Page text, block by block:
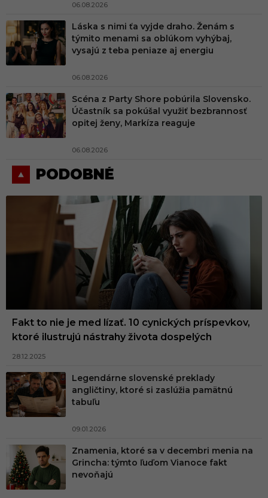
06.08.2026
Láska s nimi ťa vyjde draho. Ženám s
týmito menami sa oblúkom vyhýbaj,
vysajú z teba peniaze aj energiu
06.08.2026
Scéna z Party Shore pobúrila Slovensko.
Účastník sa pokúšal využiť bezbrannosť
opitej ženy, Markíza reaguje
06.08.2026
PODOBNÉ
Fakt to nie je med lízať. 10 cynických príspevkov,
ktoré ilustrujú nástrahy života dospelých
28.12.2025
Legendárne slovenské preklady
angličtiny, ktoré si zaslúžia pamätnú
tabuľu
09.01.2026
Znamenia, ktoré sa v decembri menia na
Grincha: týmto ľuďom Vianoce fakt
nevoňajú